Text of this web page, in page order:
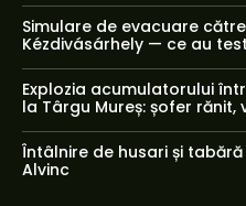
Simulare de evacuare către
Kézdivásárhely — ce au
Explozia acumulatorului
la Târgu Mureș: șofer rănit,
Întâlnire de husari și
Alvinc